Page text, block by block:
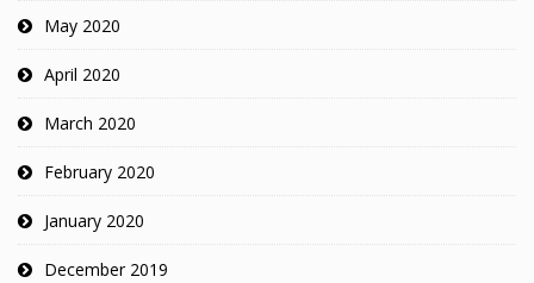
May 2020
April 2020
March 2020
February 2020
January 2020
December 2019